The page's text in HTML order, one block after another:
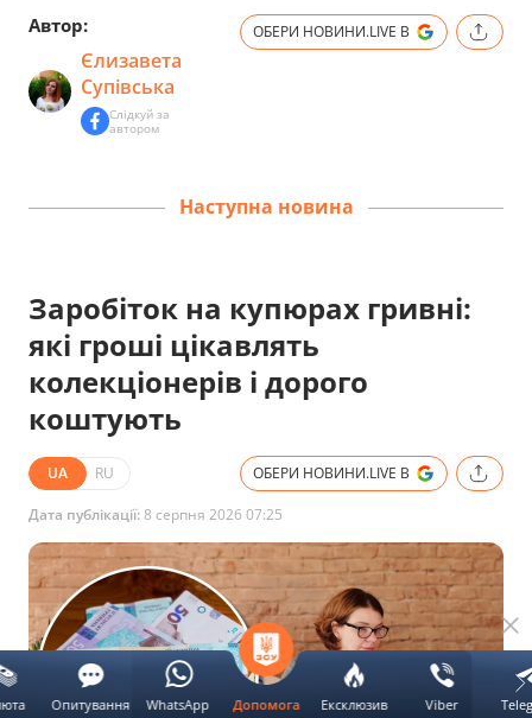
Автор:
Єлизавета
Супівська
Слідкуй за
автором
ОБЕРИ НОВИНИ.LIVE В
Наступна новина
Заробіток на купюрах гривні:
які гроші цікавлять
колекціонерів і дорого
коштують
UA RU ОБЕРИ НОВИНИ.LIVE В
Дата публікації:8 серпня 2026 07:25
Допомога Ексклюзив Viber
Опитування WhatsApp